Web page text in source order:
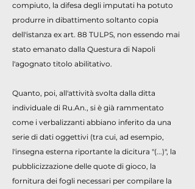
compiuto, la difesa degli imputati ha potuto
produrre in dibattimento soltanto copia
dell'istanza ex art. 88 TULPS, non essendo mai
stato emanato dalla Questura di Napoli
l'agognato titolo abilitativo.
Quanto, poi, all'attività svolta dalla ditta
individuale di Ru.An., si è già rammentato
come i verbalizzanti abbiano inferito da una
serie di dati oggettivi (tra cui, ad esempio,
l'insegna esterna riportante la dicitura "(...)", la
pubblicizzazione delle quote di gioco, la
fornitura dei fogli necessari per compilare la